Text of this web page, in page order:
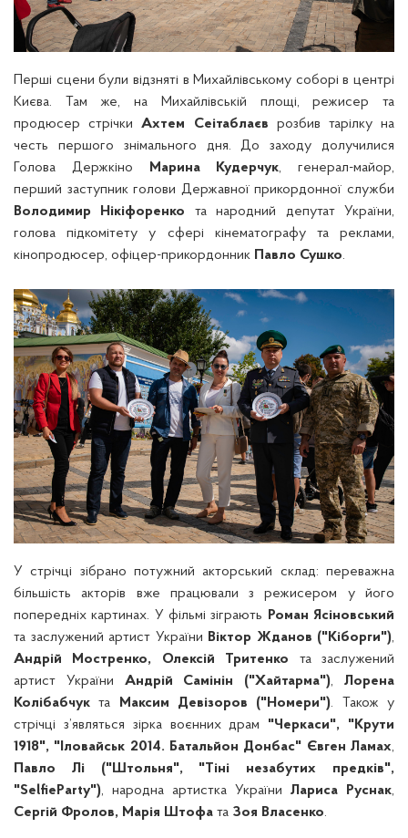
Перші сцени були відзняті в Михайлівському соборі в центрі
Києва. Там же, на Михайлівській площі, режисер та
продюсер стрічкиАхтем Сеітаблаєв розбив тарілку на
честь першого знімального дня. До заходу долучилися
Голова Держкіно Марина Кудерчук, генерал-майор,
перший заступник голови Державної прикордонної служби
Володимир Нікіфоренко та народний депутат України,
голова підкомітету у сфері кінематографу та реклами,
кінопродюсер, офіцер-прикордонник Павло Сушко.
У стрічці зібрано потужний акторський склад: переважна
більшість акторів вже працювали з режисером у його
попередніх картинах. У фільмі зіграють
Роман Ясіновський
та заслужений артист України Віктор Жданов ("Кіборги"),
Андрій Мостренко, Олексій Тритенко та заслужений
артист України Андрій Самінін ("Хайтарма"),Лорена
Колібабчукта Максим Девізоров ("Номери"). Також у
стрічці з’являться зірка воєнних драм "Черкаси", "Крути
1918", "Іловайськ 2014. Батальйон Донбас" Євген Ламах,
Павло Лі ("Штольня", "Тіні незабутих предків",
"SelfieParty"), народна артистка України Лариса Руснак,
Сергій Фролов, Марія Штофа та Зоя Власенко.